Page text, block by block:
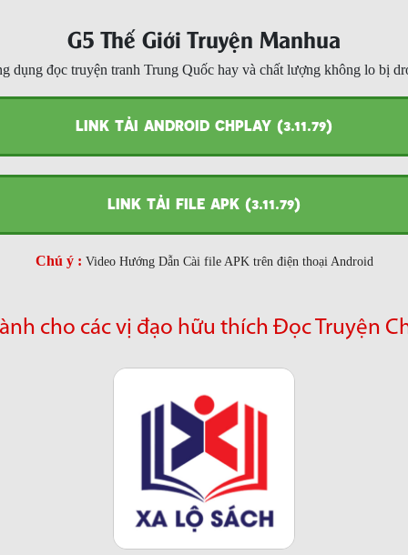
G5 Thế Giới Truyện Manhua
dụng đọc truyện tranh Trung Quốc hay và chất lượng không lo bị
LINK TẢI ANDROID CHPLAY (3.11.79)
LINK TẢI FILE APK (3.11.79)
Chú ý : Video Hướng Dẫn Cài file APK trên điện thoại Android
cho các vị đạo hữu thích Đọc Truyện